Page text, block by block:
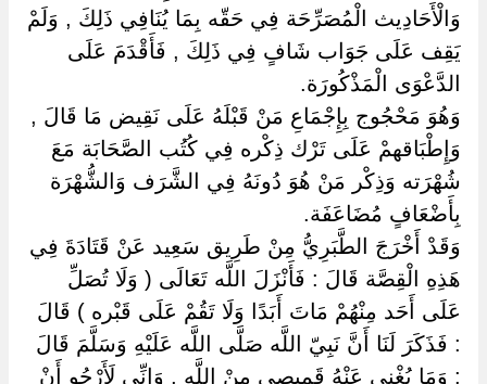
وَالْأَحَادِيث الْمُصَرِّحَة فِي حَقّه بِمَا يُنَافِي ذَلِكَ , وَلَمْ
يَقِف عَلَى جَوَاب شَافٍ فِي ذَلِكَ , فَأَقْدَمَ عَلَى
الدَّعْوَى الْمَذْكُورَة.
وَهُوَ مَحْجُوج بِإِجْمَاعِ مَنْ قَبْلَهُ عَلَى نَقِيض مَا قَالَ ,
وَإِطْبَاقهمْ عَلَى تَرْك ذِكْره فِي كُتُب الصَّحَابَة مَعَ
شُهْرَته وَذِكْر مَنْ هُوَ دُونَهُ فِي الشَّرَف وَالشُّهْرَة
بِأَضْعَافٍ مُضَاعَفَة.
وَقَدْ أَخْرَجَ الطَّبَرِيُّ مِنْ طَرِيق سَعِيد عَنْ قَتَادَةَ فِي
هَذِهِ الْقِصَّة قَالَ : فَأَنْزَلَ اللَّه تَعَالَى ( وَلَا تُصَلِّ
عَلَى أَحَد مِنْهُمْ مَاتَ أَبَدًا وَلَا تَقُمْ عَلَى قَبْره ) قَالَ
: فَذَكَرَ لَنَا أَنَّ نَبِيّ اللَّه صَلَّى اللَّه عَلَيْهِ وَسَلَّمَ قَالَ
: وَمَا يُغْنِي عَنْهُ قَمِيصِي مِنْ اللَّه , وَإِنِّي لَأَرْجُو أَنْ